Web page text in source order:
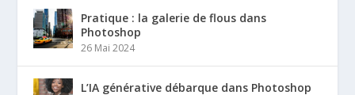
Pratique : la galerie de flous dans
Photoshop
26 Mai 2024
L’IA générative débarque dans Photoshop